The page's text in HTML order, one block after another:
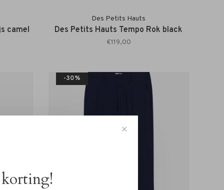
camel
Des Petits Hauts
Des Petits Hauts Tempo Rok black
€119,00
-30%
✕